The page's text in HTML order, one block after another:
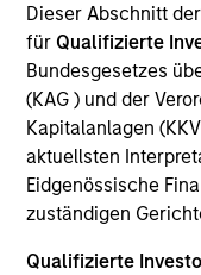
Dieser Abschnitt
für Qualifizierte
Bundesgesetzes
(KAG ) und der
Kapitalanlagen
aktuellsten
Eidgenössische
zuständigen
Qualifizierte
YEARS OF
32 Years
TEAM